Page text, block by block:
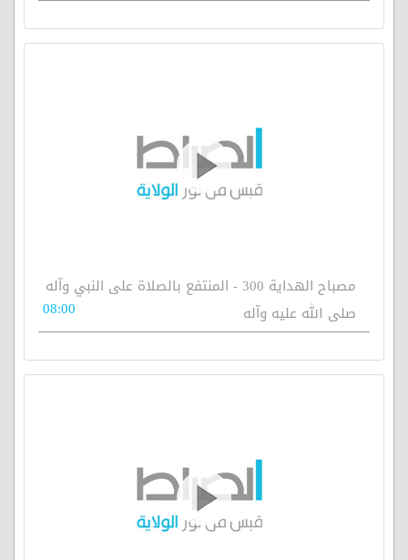
مصباح الهداية 300 - المنتفع بالصلاة على النبي وآله
صلى الله عليه وآله
08:00